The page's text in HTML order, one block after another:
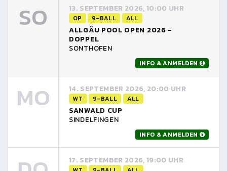
SO 13. SEPTEMBER 2026, 10:00 UHR
OP 9-BALL ALL
ALLGÄU POOL OPEN 2026 -
DOPPEL
SONTHOFEN
INFO & ANMELDEN
MO 14. SEPTEMBER 2026, 20:00 UHR
WT 9-BALL ALL
SANWALD CUP
SINDELFINGEN
INFO & ANMELDEN
17. SEPTEMBER 2026, 19:00 UHR